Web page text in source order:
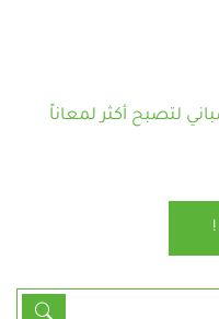
لتصبح أكثر لمعاناً